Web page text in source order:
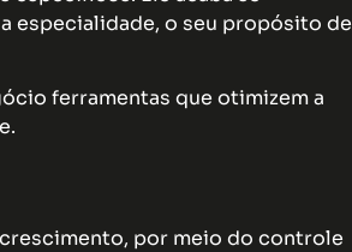
especialidade, o seu propósito de
ferramentas que otimizem a
por meio do controle